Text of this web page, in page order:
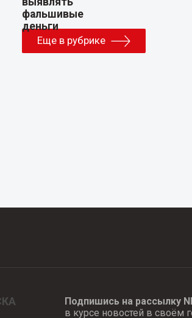
Еще в рубрике
Подпишись на рассылку
в курсе новостей в своём